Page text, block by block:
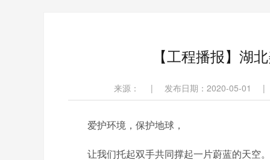
【工程播报】湖
来源： | 发布日期：2020-05-01 |
爱护环境，保护地球，
让我们托起双手共同撑起一片蔚蓝的天空。